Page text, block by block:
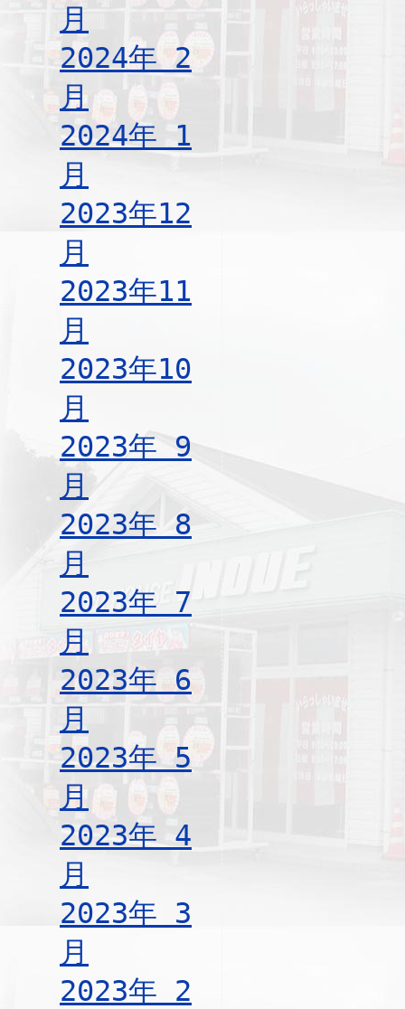
月
2024年 2
月
2024年 1
月
2023年12
月
2023年11
月
2023年10
月
2023年 9
月
2023年 8
月
2023年 7
月
2023年 6
月
2023年 5
月
2023年 4
月
2023年 3
月
2023年 2